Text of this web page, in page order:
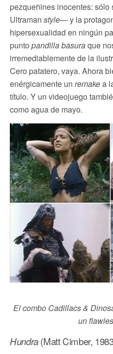
pezqueñines inocentes:
Ultraman style— y la
hipersexualidad en ningún
punto pandilla basuraque
irremediablemente de la
Cero patatero, vaya. Ahora
enérgicamente un remakea
título. Y un videojuego
como agua de mayo.
El combo Cadillacs &
un
Hundra(Matt Cimber,